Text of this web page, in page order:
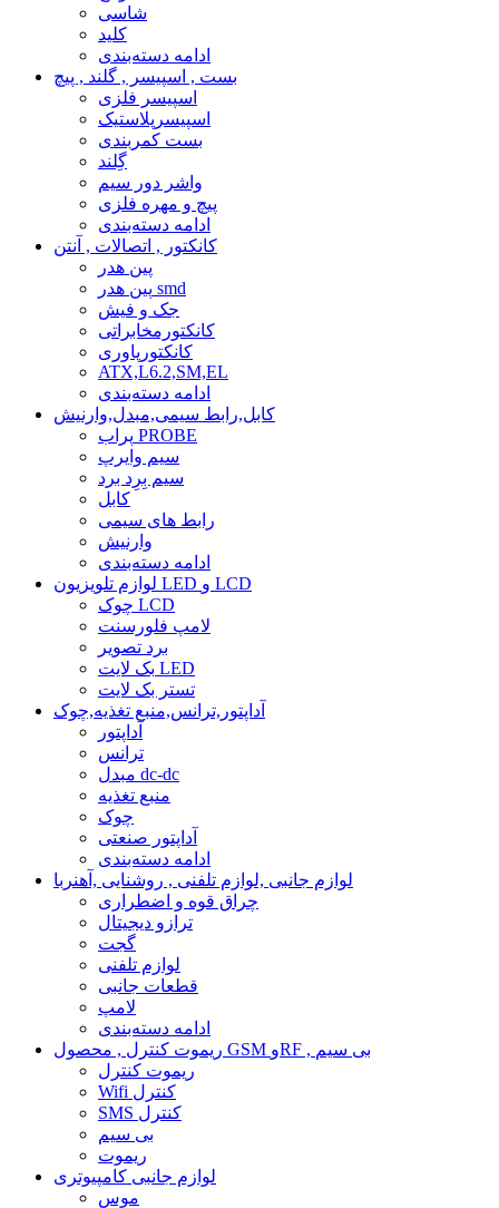
شاسی
کلید
ادامه دسته‌بندی
بست , اسپیسر , گلند , پیچ
اسپیسر فلزی
اسپیسرپلاستیک
بست کمربندی
گِلند
واشر دور سیم
پیچ و مهره فلزی
ادامه دسته‌بندی
کانکتور , اتصالات , آنتن
پین هدر
پین هدر smd
جک و فیش
کانکتورمخابراتی
کانکتورپاوری
ATX,L6.2,SM,EL
ادامه دسته‌بندی
کابل,رابط سیمی,مبدل,وارنیش
پراب PROBE
سیم وایرپ
سیم بِرِد برد
کابل
رابط های سیمی
وارنیش
ادامه دسته‌بندی
لوازم تلویزیون LED و LCD
چوک LCD
لامپ فلورسنت
برد تصویر
بک لایت LED
تستر بک لایت
آداپتور,ترانس,منبع تغذیه,چوک
آداپتور
ترانس
مبدل dc-dc
منبع تغذیه
چوک
آداپتور صنعتی
ادامه دسته‌بندی
لوازم جانبی ,لوازم تلفنی , روشنایی ,آهنربا
چراق قوه و اضطراری
ترازو دیجیتال
گجت
لوازم تلفنی
قطعات جانبی
لامپ
ادامه دسته‌بندی
ریموت کنترل , محصول GSM وRF , بی سیم
ریموت کنترل
Wifi کنترل
SMS کنترل
بی سیم
ریموت
لوازم جانبی کامپیوتری
موس